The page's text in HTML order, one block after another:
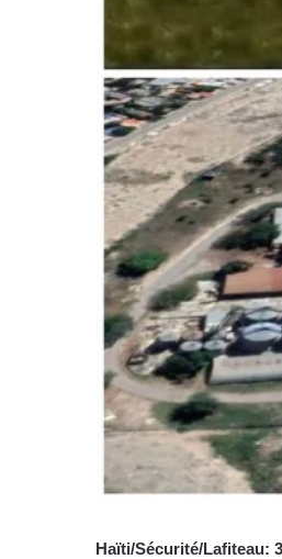
Haïti/Sécurité/Lafiteau: